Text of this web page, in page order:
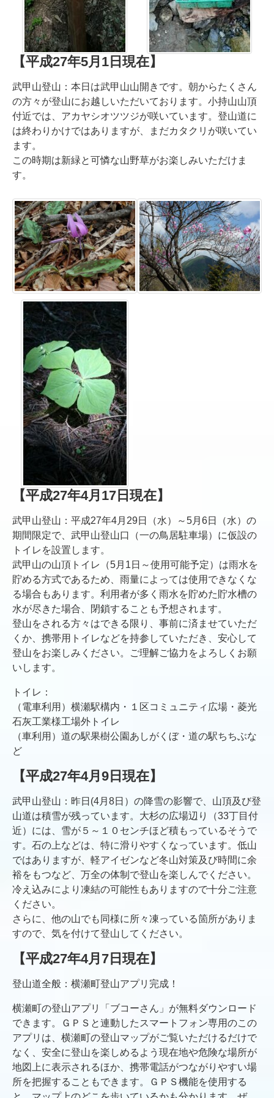
【平成27年5月1日現在】
武甲山登山：本日は武甲山山開きです。朝からたくさん
の方々が登山にお越しいただいております。小持山山頂
付近では、アカヤシオツツジが咲いています。登山道に
は終わりかけではありますが、まだカタクリが咲いてい
ます。
この時期は新緑と可憐な山野草がお楽しみいただけま
す。
【平成27年4月17日現在】
武甲山登山：平成27年4月29日（水）～5月6日（水）の
期間限定で、武甲山登山口（一の鳥居駐車場）に仮設の
トイレを設置します。
武甲山の山頂トイレ（5月1日～使用可能予定）は雨水を
貯める方式であるため、雨量によっては使用できなくな
る場合もあります。利用者が多く雨水を貯めた貯水槽の
水が尽きた場合、閉鎖することも予想されます。
登山をされる方々はできる限り、事前に済ませていただ
くか、携帯用トイレなどを持参していただき、安心して
登山をお楽しみください。ご理解ご協力をよろしくお願
いします。
トイレ：
（電車利用）横瀬駅構内・１区コミュニティ広場・菱光
石灰工業様工場外トイレ
（車利用）道の駅果樹公園あしがくぼ・道の駅ちちぶな
ど
【平成27年4月9日現在】
武甲山登山：昨日(4月8日）の降雪の影響で、山頂及び登
山道は積雪が残っています。大杉の広場辺り（33丁目付
近）には、雪が５～１０センチほど積もっているそうで
す。石の上などは、特に滑りやすくなっています。低山
ではありますが、軽アイゼンなど冬山対策及び時間に余
裕をもつなど、万全の体制で登山を楽しんでください。
冷え込みにより凍結の可能性もありますので十分ご注意
ください。
さらに、他の山でも同様に所々凍っている箇所がありま
すので、気を付けて登山してください。
【平成27年4月7日現在】
登山道全般：横瀬町登山アプリ完成！
横瀬町の登山アプリ「ブコーさん」が無料ダウンロード
できます。ＧＰＳと連動したスマートフォン専用のこの
アプリは、横瀬町の登山マップがご覧いただけるだけで
なく、安全に登山を楽しめるよう現在地や危険な場所が
地図上に表示されるほか、携帯電話がつながりやすい場
所を把握することもできます。ＧＰＳ機能を使用する